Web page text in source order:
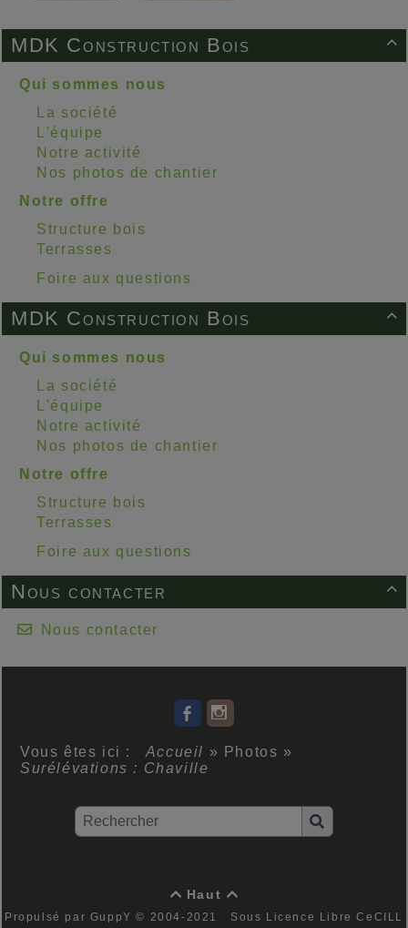

MDK Construction Bois
Qui sommes nous
La société
L'équipe
Notre activité
Nos photos de chantier
Notre offre
Structure bois
Terrasses
Foire aux questions

MDK Construction Bois
Qui sommes nous
La société
L'équipe
Notre activité
Nos photos de chantier
Notre offre
Structure bois
Terrasses
Foire aux questions

Nous contacter
Nous contacter
Vous êtes ici : Accueil » Photos »
Surélévations : Chaville
 Haut 
Propulsé par GuppY© 2004-2021 Sous Licence Libre CeCILL